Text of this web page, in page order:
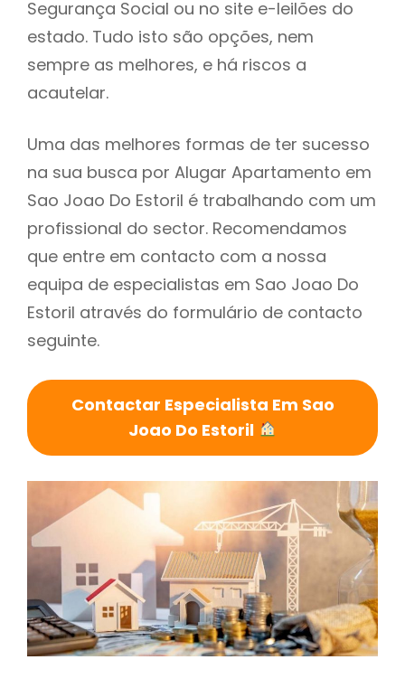
Segurança Social ou no site e-leilões do
estado. Tudo isto são opções, nem
sempre as melhores, e há riscos a
acautelar.
Uma das melhores formas de ter sucesso
na sua busca por Alugar Apartamento em
Sao Joao Do Estoril é trabalhando com um
profissional do sector. Recomendamos
que entre em contacto com a nossa
equipa de especialistas em Sao Joao Do
Estoril através do formulário de contacto
seguinte.
Contactar Especialista Em Sao
Joao Do Estoril